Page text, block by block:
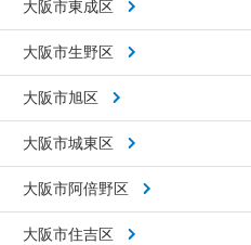
大阪市東成区
大阪市生野区
大阪市旭区
大阪市城東区
大阪市阿倍野区
大阪市住吉区